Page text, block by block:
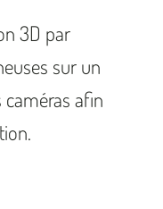
3D par
sur un
afin